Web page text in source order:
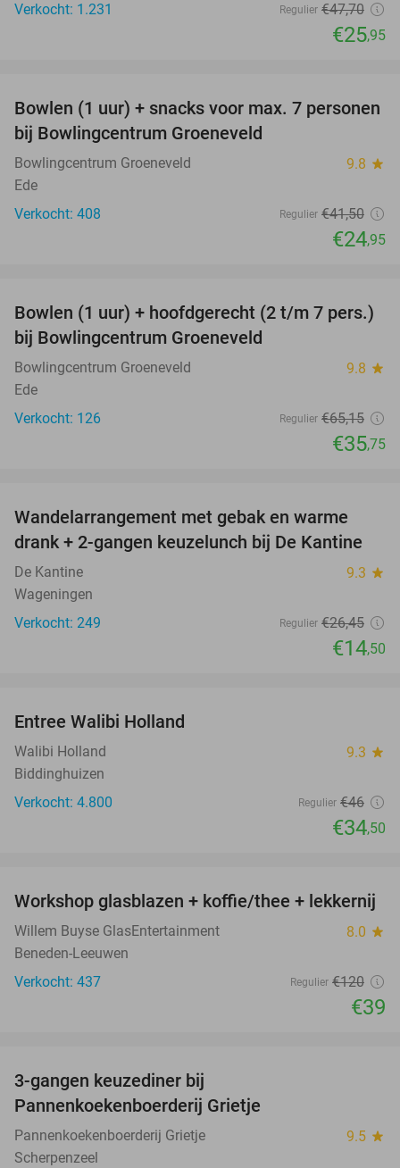
Verkocht: 1.231
Regulier €47,70
€25,95
40%
Bowlen (1 uur) + snacks voor max. 7 personen
bij Bowlingcentrum Groeneveld
Bowlingcentrum Groeneveld 9.8 star
Ede
Verkocht: 408
Regulier €41,50
€24,95
45%
Bowlen (1 uur) + hoofdgerecht (2 t/m 7 pers.)
bij Bowlingcentrum Groeneveld
Bowlingcentrum Groeneveld 9.8 star
Ede
Verkocht: 126
Regulier €65,15
€35,75
45%
Wandelarrangement met gebak en warme
drank + 2-gangen keuzelunch bij De Kantine
De Kantine 9.3 star
Wageningen
Verkocht: 249
Regulier €26,45
€14,50
Entree Walibi Holland
Walibi Holland 9.3 star
Biddinghuizen
Verkocht: 4.800
Regulier €46
€34,50
68%
Workshop glasblazen + koffie/thee + lekkernij
Willem Buyse GlasEntertainment 8.0 star
Beneden-Leeuwen
Verkocht: 437
Regulier €120
€39
3-gangen keuzediner bij
Pannenkoekenboerderij Grietje
Pannenkoekenboerderij Grietje 9.5 star
Scherpenzeel